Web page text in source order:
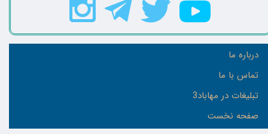
درباره ما
تماس با ما
تبلیغات در مهاباد3
صفحه نخست